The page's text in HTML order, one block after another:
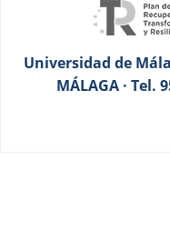
Universidad de
MÁLAGA · Tel.